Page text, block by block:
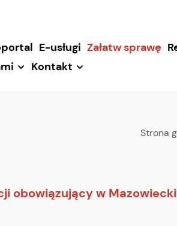
E-usługi Załatw sprawę
Kontakt
Strona
obowiązujący w